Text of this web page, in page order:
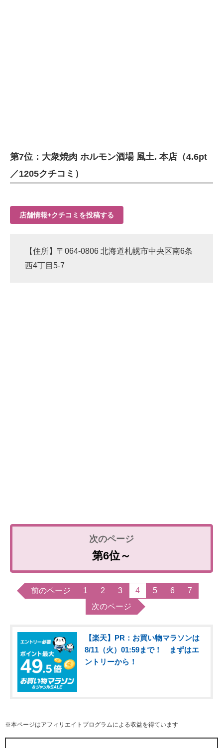
第7位：大衆焼肉 ホルモン酒場 風土. 本店（4.6pt
／1205クチコミ）
店舗情報+クチコミを投稿する
【住所】〒064-0806 北海道札幌市中央区南6条
西4丁目5-7
第6位～
前のページ 1 2 3 4 5 6
7
次のページ
【楽天】PR：お買い物マラソンは
8/11（火）01:59まで！ まずはエ
ントリーから！
※本ページはアフィリエイトプログラムによる収益を得ています